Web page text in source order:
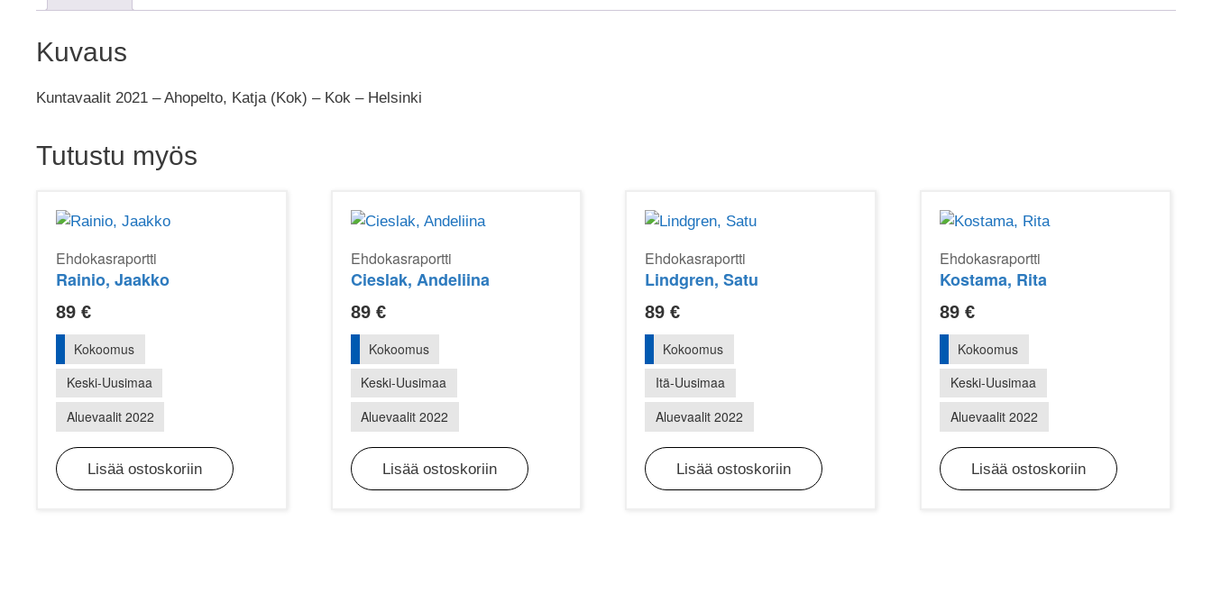
Kuvaus
Kuntavaalit 2021 – Ahopelto, Katja (Kok) – Kok – Helsinki
Tutustu myös
Ehdokasraportti
Rainio, Jaakko
89 €
Kokoomus
Keski-Uusimaa
Aluevaalit 2022
Lisää ostoskoriin
Ehdokasraportti
Cieslak, Andeliina
89 €
Kokoomus
Keski-Uusimaa
Aluevaalit 2022
Lisää ostoskoriin
Ehdokasraportti
Lindgren, Satu
89€
Kokoomus
Itä-Uusimaa
Aluevaalit 2022
Lisää ostoskoriin
Ehdokasraportti
Kostama, Rita
89€
Kokoomus
Keski-Uusimaa
Aluevaalit 2022
Lisää ostoskoriin